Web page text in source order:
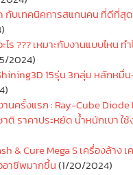
กับเทคนิคการสแกนคน ที่ดีที่สุ
ไร ??? เหมาะกับงานแบบไหน ท
2024)
15รุ่น 3กลุ่ม หลักหมื่
านครั้งแรก : Ray-Cube
ติ ราคาประหยัด น้ำหนักเบา ใช้
& Cure Mega S เครื่องล้าง
อาชีพมากขึ้น(1/20/2024)